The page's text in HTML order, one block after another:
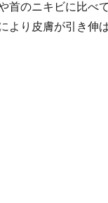
首のニキビに比べ
より皮膚が引き伸